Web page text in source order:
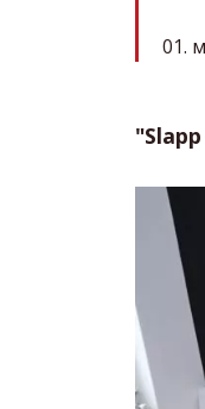
01.